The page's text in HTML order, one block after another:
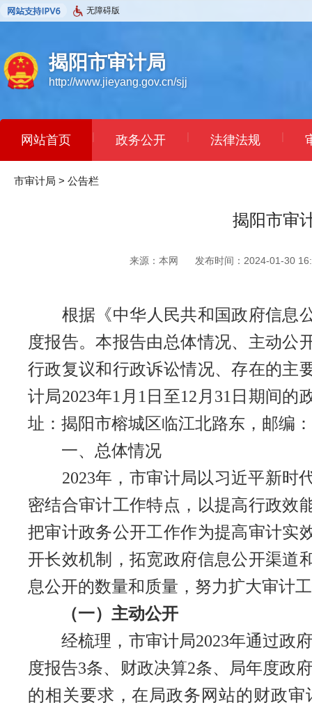
无障碍版
揭阳市审计局
http://www.jieyang.gov.cn/sjj
网站首页 | 政务公开 | 法律法规 |
市审计局 > 公告栏
揭阳市审
来源：本网 发布时间：2024-01-30
根据《中华人民共和国政府信息公
度报告。本报告由总体情况、主动公
行政复议和行政诉讼情况、存在的主
计局2023年1月1日至12月31日期间
址：揭阳市榕城区临江北路东，邮编
一、总体情况
2023年，市审计局以习近平新时代
密结合审计工作特点，以提高行政效
把审计政务公开工作作为提高审计实
开长效机制，拓宽政府信息公开渠道
息公开的数量和质量，努力扩大审计
（一）主动公开
经梳理，市审计局2023年通过政府
度报告3条、财政决算2条、局年度政
的相关要求，在局政务网站的财政